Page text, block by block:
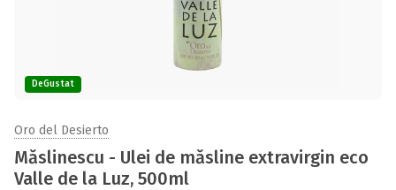
DeGustat
Oro del Desierto
Măslinescu - Ulei de măsline extravirgin eco
Valle de la Luz, 500ml